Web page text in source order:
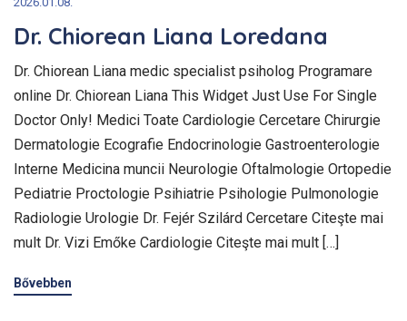
Dr. Chiorean Liana Loredana
Dr. Chiorean Liana medic specialist psiholog Programare
online Dr. Chiorean Liana This Widget Just Use For Single
Doctor Only! Medici Toate Cardiologie Cercetare Chirurgie
Dermatologie Ecografie Endocrinologie Gastroenterologie
Interne Medicina muncii Neurologie Oftalmologie Ortopedie
Pediatrie Proctologie Psihiatrie Psihologie Pulmonologie
Radiologie Urologie Dr. Fejér Szilárd Cercetare Citeşte mai
mult Dr. Vizi Emőke Cardiologie Citeşte mai mult […]
Bővebben